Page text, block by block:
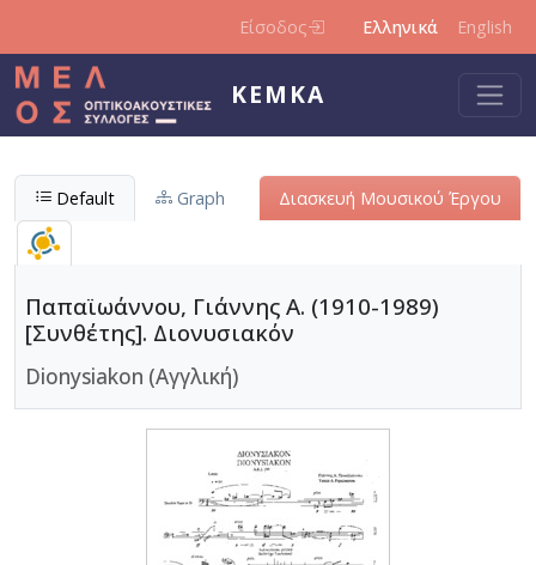
Είσοδος Ελληνικά English
ΚΕΜΚΑ
Default Graph Διασκευή Μουσικού Έργου
Παπαϊωάννου, Γιάννης Α. (1910-1989)
[Συνθέτης]. Διονυσιακόν
Dionysiakon (Αγγλική)